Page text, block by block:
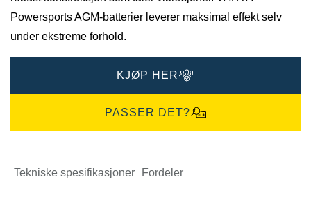
Powersports AGM-batterier leverer maksimal effekt selv
under ekstreme forhold.
KJØP HER
PASSER DET?
Tekniske spesifikasjoner Fordeler